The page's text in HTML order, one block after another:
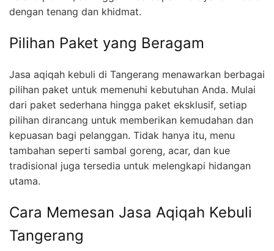
dengan tenang dan khidmat.
Pilihan Paket yang Beragam
Jasa aqiqah kebuli di Tangerang menawarkan berbagai
pilihan paket untuk memenuhi kebutuhan Anda. Mulai
dari paket sederhana hingga paket eksklusif, setiap
pilihan dirancang untuk memberikan kemudahan dan
kepuasan bagi pelanggan. Tidak hanya itu, menu
tambahan seperti sambal goreng, acar, dan kue
tradisional juga tersedia untuk melengkapi hidangan
utama.
Cara Memesan Jasa Aqiqah Kebuli
Tangerang